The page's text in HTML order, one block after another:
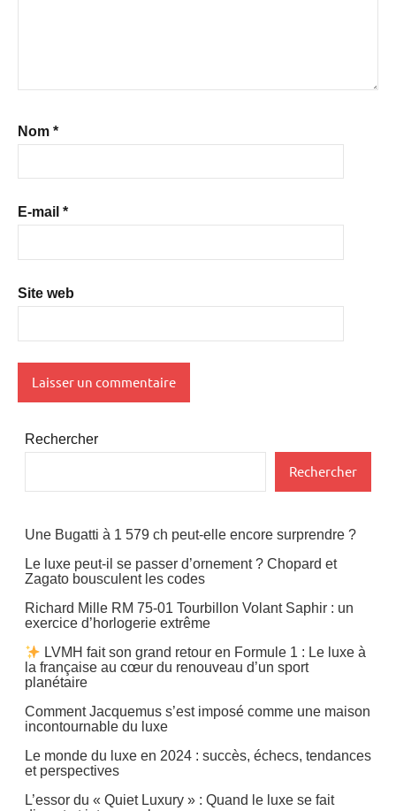
Nom *
E-mail *
Site web
Rechercher
Rechercher
Une Bugatti à 1 579 ch peut-elle encore surprendre ?
Le luxe peut-il se passer d’ornement ? Chopard et
Zagato bousculent les codes
Richard Mille RM 75-01 Tourbillon Volant Saphir : un
exercice d’horlogerie extrême
LVMH fait son grand retour en Formule 1 : Le luxe à
la française au cœur du renouveau d’un sport
planétaire
Comment Jacquemus s’est imposé comme une maison
incontournable du luxe
Le monde du luxe en 2024 : succès, échecs, tendances
et perspectives
L’essor du « Quiet Luxury » : Quand le luxe se fait